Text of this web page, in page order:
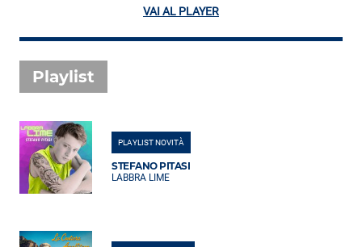
VAI AL PLAYER
Playlist
PLAYLIST NOVITÀ
STEFANO PITASI
LABBRA LIME